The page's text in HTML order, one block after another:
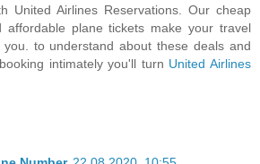
United Airlines Reservations. Our cheap
affordable plane tickets make your travel
to understand about these deals and
intimately you'll turn United Airlines